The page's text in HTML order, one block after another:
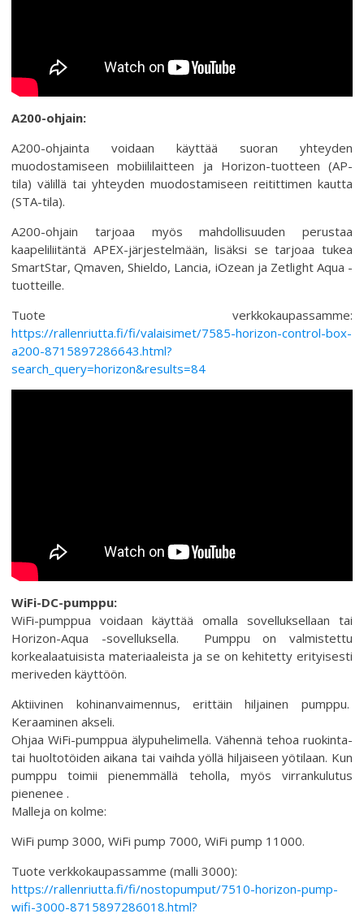
A200-ohjain:
A200-ohjainta voidaan käyttää suoran yhteyden
muodostamiseen mobiililaitteen ja Horizon-tuotteen (AP-
tila) välillä tai yhteyden muodostamiseen reitittimen kautta
(STA-tila).
A200-ohjain tarjoaa myös mahdollisuuden perustaa
kaapeliliitäntä APEX-järjestelmään, lisäksi se tarjoaa tukea
SmartStar, Qmaven, Shieldo, Lancia, iOzean ja Zetlight Aqua -
tuotteille.
Tuote verkkokaupassamme:
https://rallenriutta.fi/fi/valaisimet/7585-horizon-control-box-
a200-8715897286643.html?
search_query=horizon&results=84
WiFi-DC-pumppu:
WiFi-pumppua voidaan käyttää omalla sovelluksellaan tai
Horizon-Aqua -sovelluksella. Pumppu on valmistettu
korkealaatuisista materiaaleista ja se on kehitetty erityisesti
meriveden käyttöön.
Aktiivinen kohinanvaimennus, erittäin hiljainen pumppu.
Keraaminen akseli.
Ohjaa WiFi-pumppua älypuhelimella. Vähennä tehoa ruokinta-
tai huoltotöiden aikana tai vaihda yöllä hiljaiseen yötilaan. Kun
pumppu toimii pienemmällä teholla, myös virrankulutus
pienenee .
Malleja on kolme:
WiFi pump 3000, WiFi pump 7000, WiFi pump 11000.
Tuote verkkokaupassamme (malli 3000):
https://rallenriutta.fi/fi/nostopumput/7510-horizon-pump-
wifi-3000-8715897286018.html?